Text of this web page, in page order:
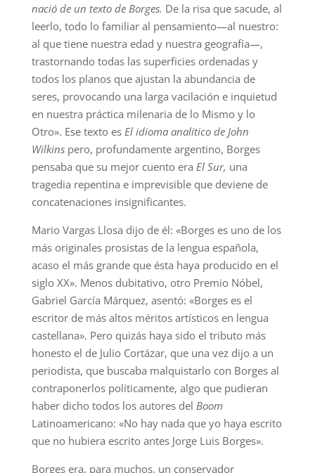
nació de un texto de Borges. De la risa que sacude, al
leerlo, todo lo familiar al pensamiento—al nuestro:
al que tiene nuestra edad y nuestra geografía—,
trastornando todas las superficies ordenadas y
todos los planos que ajustan la abundancia de
seres, provocando una larga vacilación e inquietud
en nuestra práctica milenaria de lo Mismo y lo
Otro». Ese texto es El idioma analítico de John
Wilkinspero, profundamente argentino, Borges
pensaba que su mejor cuento era El Sur, una
tragedia repentina e imprevisible que deviene de
concatenaciones insignificantes.
Mario Vargas Llosa dijo de él: «Borges es uno de los
más originales prosistas de la lengua española,
acaso el más grande que ésta haya producido en el
siglo XX». Menos dubitativo, otro Premio Nóbel,
Gabriel García Márquez, asentó: «Borges es el
escritor de más altos méritos artísticos en lengua
castellana». Pero quizás haya sido el tributo más
honesto el de Julio Cortázar, que una vez dijo a un
periodista, que buscaba malquistarlo con Borges al
contraponerlos políticamente, algo que pudieran
haber dicho todos los autores del Boom
Latinoamericano: «No hay nada que yo haya escrito
que no hubiera escrito antes Jorge Luis Borges».
Borges era, para muchos, un conservador